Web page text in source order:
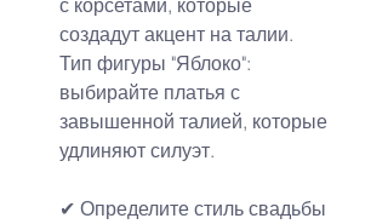
с корсетами, которые
создадут акцент на талии.
Тип фигуры "Яблоко":
выбирайте платья с
завышенной талией, которые
удлиняют силуэт.
✔ Определите стиль свадьбы